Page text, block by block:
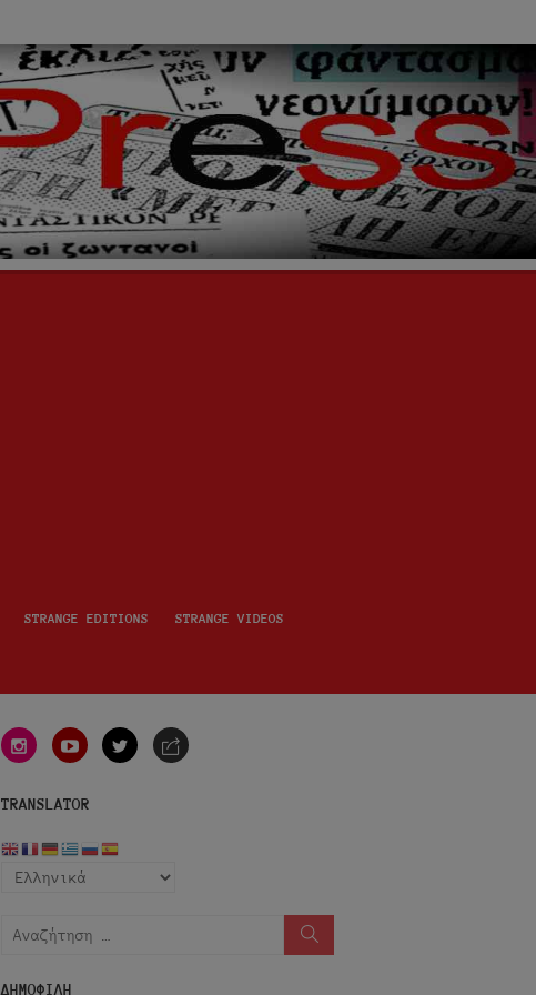
STRANGE EDITIONS STRANGE VIDEOS
instagramyoutube twittere-
TRANSLATOR
Αναζήτηση
ΔΗΜΟΦΙΛΗ